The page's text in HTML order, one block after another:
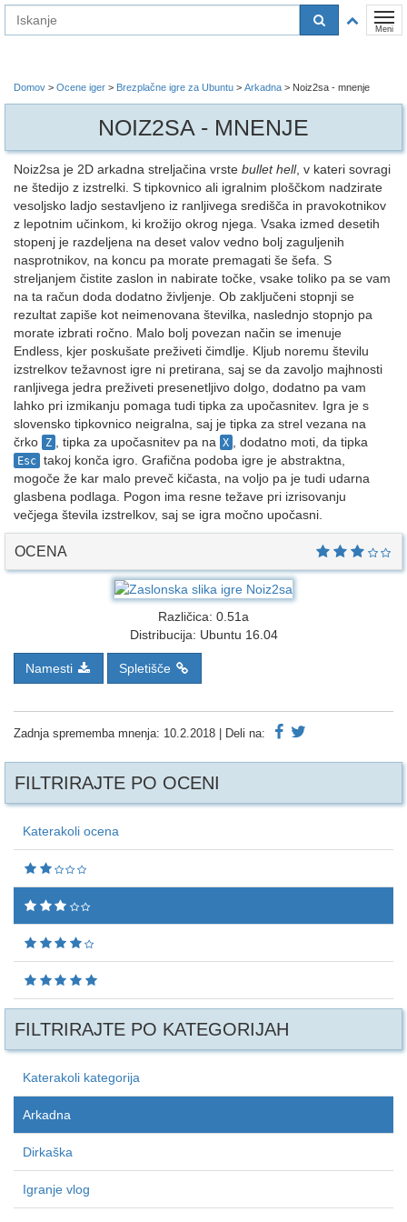
Na
vsebino
Meni
Domov > Ocene iger > Brezplačne igre za Ubuntu > Arkadna > Noiz2sa - mnenje
NOIZ2SA - MNENJE
Noiz2sa je 2D arkadna streljačina vrste bullet hell, v kateri sovragi
ne štedijo z izstrelki. S tipkovnico ali igralnim ploščkom nadzirate
vesoljsko ladjo sestavljeno iz ranljivega središča in pravokotnikov
z lepotnim učinkom, ki krožijo okrog njega. Vsaka izmed desetih
stopenj je razdeljena na deset valov vedno bolj zaguljenih
nasprotnikov, na koncu pa morate premagati še šefa. S
streljanjem čistite zaslon in nabirate točke, vsake toliko pa se vam
na ta račun doda dodatno življenje. Ob zaključeni stopnji se
rezultat zapiše kot neimenovana številka, naslednjo stopnjo pa
morate izbrati ročno. Malo bolj povezan način se imenuje
Endless, kjer poskušate preživeti čimdlje. Kljub noremu številu
izstrelkov težavnost igre ni pretirana, saj se da zavoljo majhnosti
ranljivega jedra preživeti presenetljivo dolgo, dodatno pa vam
lahko pri izmikanju pomaga tudi tipka za upočasnitev. Igra je s
slovensko tipkovnico neigralna, saj je tipka za strel vezana na
črko
Z , tipka za upočasnitev pa na X , dodatno moti, da tipka
Esc takoj konča igro. Grafična podoba igre je abstraktna,
mogoče že kar malo preveč kičasta, na voljo pa je tudi udarna
glasbena podlaga. Pogon ima resne težave pri izrisovanju
večjega števila izstrelkov, saj se igra močno upočasni.
OCENA
Različica: 0.51a
Distribucija: Ubuntu 16.04
Namesti Spletišče
Zadnja sprememba mnenja: 10.2.2018 | Deli na:
FILTRIRAJTE PO OCENI
Katerakoli ocena
FILTRIRAJTE PO KATEGORIJAH
Katerakoli kategorija
Arkadna
Dirkaška
Igranje vlog